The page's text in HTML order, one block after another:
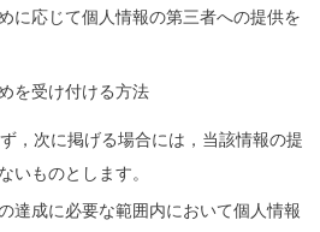
に応じて個人情報の第三者への提供を
を受け付ける方法
，次に掲げる場合には，当該情報の提
いものとします。
達成に必要な範囲内において個人情報